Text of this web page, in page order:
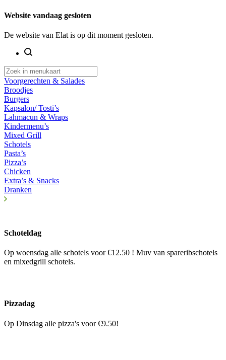
Website vandaag gesloten
De website van Elat is op dit moment gesloten.
Voorgerechten & Salades
Broodjes
Burgers
Kapsalon/ Tosti’s
Lahmacun & Wraps
Kindermenu’s
Mixed Grill
Schotels
Pasta’s
Pizza’s
Chicken
Extra’s & Snacks
Dranken
Schoteldag
Op woensdag alle schotels voor €12.50 ! Muv van spareribschotels
en mixedgrill schotels.
Pizzadag
Op Dinsdag alle pizza's voor €9.50!